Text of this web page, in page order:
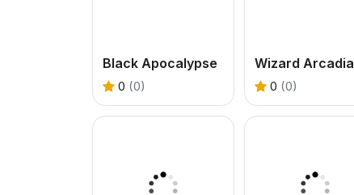
Black Apocalypse
0 (0)
Wizard Arcadia
0 (0)